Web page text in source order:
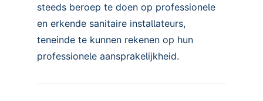
steeds beroep te doen op professionele
en erkende sanitaire installateurs,
teneinde te kunnen rekenen op hun
professionele aansprakelijkheid.